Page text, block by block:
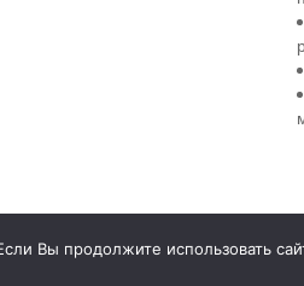
Вы продолжите использовать